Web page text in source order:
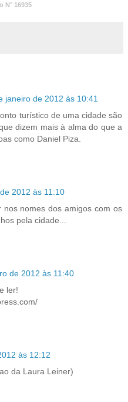
N° 16935
janeiro de 2012 às 10:41
turístico de uma cidade são
dizem mais à alma do que a
como Daniel Piza.
2012 às 11:10
nos nomes dos amigos com os
pela cidade...
de 2012 às 11:40
ler!
às 12:12
da Laura Leiner)